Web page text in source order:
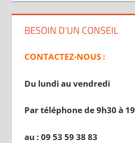
BESOIN D’UN CONSEIL
CONTACTEZ-NOUS :
Du lundi au vendredi
Par téléphone de 9h30 à 19
au : 09 53 59 38 83